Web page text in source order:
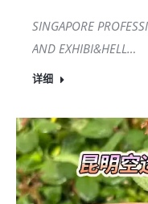
SINGAPORE
AND EXHIBI&HELL…
详细